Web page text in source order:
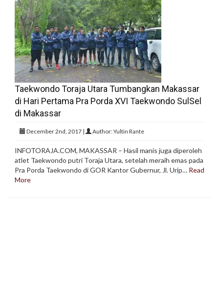
Taekwondo Toraja Utara Tumbangkan Makassar
di Hari Pertama Pra Porda XVI Taekwondo SulSel
di Makassar
December 2nd, 2017 | Author: Yultin Rante
INFOTORAJA.COM, MAKASSAR – Hasil manis juga diperoleh
atlet Taekwondo putri Toraja Utara, setelah meraih emas pada
Pra Porda Taekwondo di GOR Kantor Gubernur, Jl. Urip… Read
More